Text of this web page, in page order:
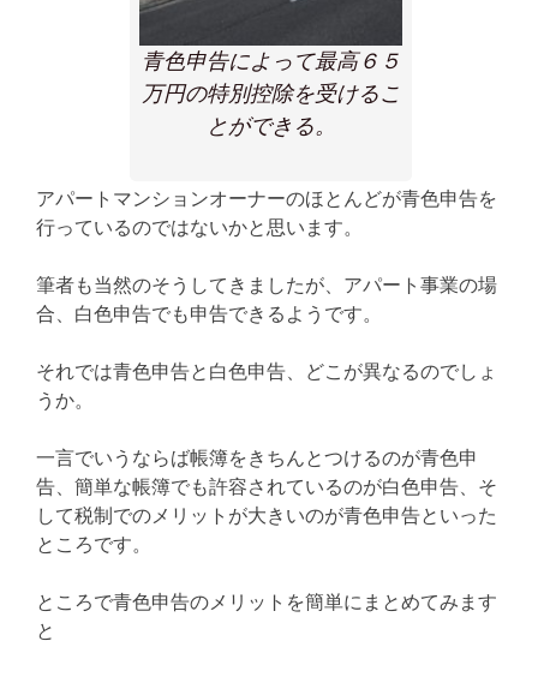
青色申告によって最高６５
万円の特別控除を受けるこ
とができる。
アパートマンションオーナーのほとんどが青色申告を
行っているのではないかと思います。
筆者も当然のそうしてきましたが、アパート事業の場
合、白色申告でも申告できるようです。
それでは青色申告と白色申告、どこが異なるのでしょ
うか。
一言でいうならば帳簿をきちんとつけるのが青色申
告、簡単な帳簿でも許容されているのが白色申告、そ
して税制でのメリットが大きいのが青色申告といった
ところです。
ところで青色申告のメリットを簡単にまとめてみます
と